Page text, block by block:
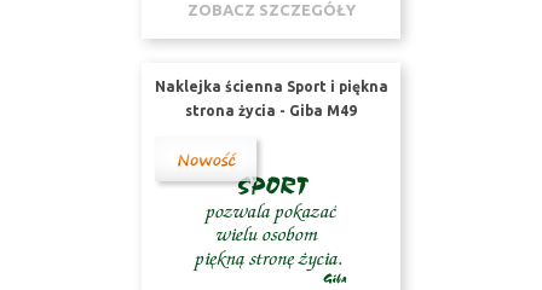
ZOBACZ SZCZEGÓŁY
Naklejka ścienna Sport i piękna
strona życia - Giba M49